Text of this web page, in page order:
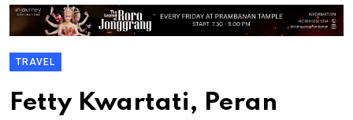
TRAVEL
Fetty Kwartati, Peran